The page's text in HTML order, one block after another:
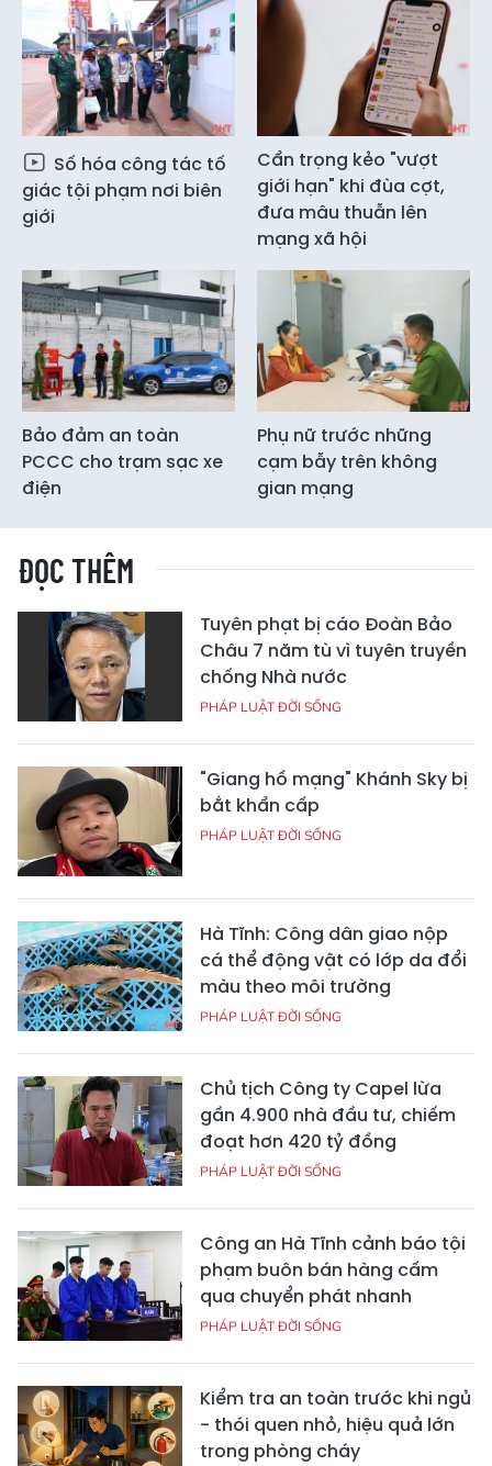
Số hóa công tác tố
giác tội phạm nơi biên
giới
Cẩn trọng kẻo "vượt
giới hạn" khi đùa cợt,
đưa mâu thuẫn lên
mạng xã hội
Bảo đảm an toàn
PCCC cho trạm sạc xe
điện
Phụ nữ trước những
cạm bẫy trên không
gian mạng
ĐỌC THÊM
Tuyên phạt bị cáo Đoàn Bảo
Châu 7 năm tù vì tuyên truyền
chống Nhà nước
PHÁP LUẬT ĐỜI SỐNG
"Giang hồ mạng" Khánh Sky bị
bắt khẩn cấp
PHÁP LUẬT ĐỜI SỐNG
Hà Tĩnh: Công dân giao nộp
cá thể động vật có lớp da đổi
màu theo môi trường
PHÁP LUẬT ĐỜI SỐNG
Chủ tịch Công ty Capel lừa
gần 4.900 nhà đầu tư, chiếm
đoạt hơn 420 tỷ đồng
PHÁP LUẬT ĐỜI SỐNG
Công an Hà Tĩnh cảnh báo tội
phạm buôn bán hàng cấm
qua chuyển phát nhanh
PHÁP LUẬT ĐỜI SỐNG
Kiểm tra an toàn trước khi ngủ
- thói quen nhỏ, hiệu quả lớn
trong phòng cháy